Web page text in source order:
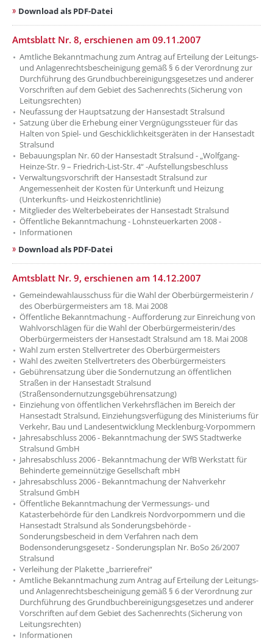
Download als PDF-Datei
Amtsblatt Nr. 8, erschienen am 09.11.2007
Amtliche Bekanntmachung zum Antrag auf Erteilung der Leitungs-
und Anlagenrechtsbescheinigung gemäß § 6 der Verordnung zur
Durchführung des Grundbuchbereinigungsgesetzes und anderer
Vorschriften auf dem Gebiet des Sachenrechts (Sicherung von
Leitungsrechten)
Neufassung der Hauptsatzung der Hansestadt Stralsund
Satzung über die Erhebung einer Vergnügungssteuer für das
Halten von Spiel- und Geschicklichkeitsgeräten in der Hansestadt
Stralsund
Bebauungsplan Nr. 60 der Hansestadt Stralsund - „Wolfgang-
Heinze-Str. 9 – Friedrich-List-Str. 4“ -Aufstellungsbeschluss
Verwaltungsvorschrift der Hansestadt Stralsund zur
Angemessenheit der Kosten für Unterkunft und Heizung
(Unterkunfts- und Heizkostenrichtlinie)
Mitglieder des Welterbebeirates der Hansestadt Stralsund
Öffentliche Bekanntmachung - Lohnsteuerkarten 2008 -
Informationen
Download als PDF-Datei
Amtsblatt Nr. 9, erschienen am 14.12.2007
Gemeindewahlausschuss für die Wahl der Oberbürgermeisterin /
des Oberbürgermeisters am 18. Mai 2008
Öffentliche Bekanntmachung - Aufforderung zur Einreichung von
Wahlvorschlägen für die Wahl der Oberbürgermeisterin/des
Oberbürgermeisters der Hansestadt Stralsund am 18. Mai 2008
Wahl zum ersten Stellvertreter des Oberbürgermeisters
Wahl des zweiten Stellvertreters des Oberbürgermeisters
Gebührensatzung über die Sondernutzung an öffentlichen
Straßen in der Hansestadt Stralsund
(Straßensondernutzungsgebührensatzung)
Einziehung von öffentlichen Verkehrsflächen im Bereich der
Hansestadt Stralsund, Einziehungsverfügung des Ministeriums für
Verkehr, Bau und Landesentwicklung Mecklenburg-Vorpommern
Jahresabschluss 2006 - Bekanntmachung der SWS Stadtwerke
Stralsund GmbH
Jahresabschluss 2006 - Bekanntmachung der WfB Werkstatt für
Behinderte gemeinnützige Gesellschaft mbH
Jahresabschluss 2006 - Bekanntmachung der Nahverkehr
Stralsund GmbH
Öffentliche Bekanntmachung der Vermessungs- und
Katasterbehörde für den Landkreis Nordvorpommern und die
Hansestadt Stralsund als Sonderungsbehörde -
Sonderungsbescheid in dem Verfahren nach dem
Bodensonderungsgesetz - Sonderungsplan Nr. BoSo 26/2007
Stralsund
Verleihung der Plakette „barrierefrei“
Amtliche Bekanntmachung zum Antrag auf Erteilung der Leitungs-
und Anlagenrechtsbescheinigung gemäß § 6 der Verordnung zur
Durchführung des Grundbuchbereinigungsgesetzes und anderer
Vorschriften auf dem Gebiet des Sachenrechts (Sicherung von
Leitungsrechten)
Informationen